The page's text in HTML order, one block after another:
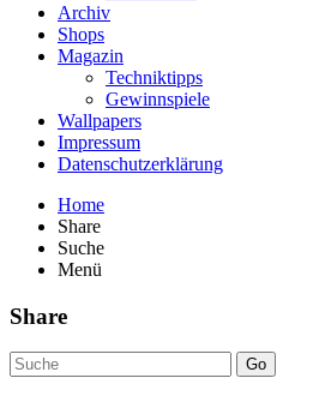
Archiv
Shops
Magazin
Techniktipps
Gewinnspiele
Wallpapers
Impressum
Datenschutzerklärung
Home
Share
Suche
Menü
Share
Go